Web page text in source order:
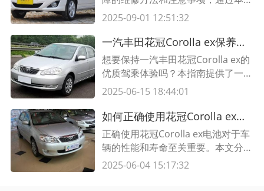
中的表格和详细说明，帮助您解决这
2025-09-01 12:51:32
一汽丰田花冠Corolla ex保养指南，轻松打造如新车般绝佳驾乘体验。
想要保持一汽丰田花冠Corolla ex的
优质驾乘体验吗？本指南提供了一系
列的保养建议，包括机油更换、轮胎
态良好。
2025-06-15 18:44:01
如何正确使用花冠Corolla ex电池？电池使用技巧分享
正确使用花冠Corolla ex电池对于车
辆的性能和寿命至关重要。本文分享
电池的使用方法和保养技巧，帮助您
2025-06-04 15:17:32